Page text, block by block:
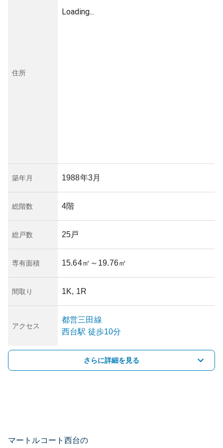
住所
Loading...
築年月 1988年3月
総階数 4階
総戸数 25戸
専有面積 15.64㎡ ～19.76㎡
間取り 1K, 1R
アクセス
都営三田線
西台駅 徒歩10分
さらに詳細を見る
マートルコート西台の